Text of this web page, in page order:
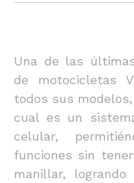
Una de las
de motocicletas
todos sus
cual es un
celular,
funciones sin
manillar,